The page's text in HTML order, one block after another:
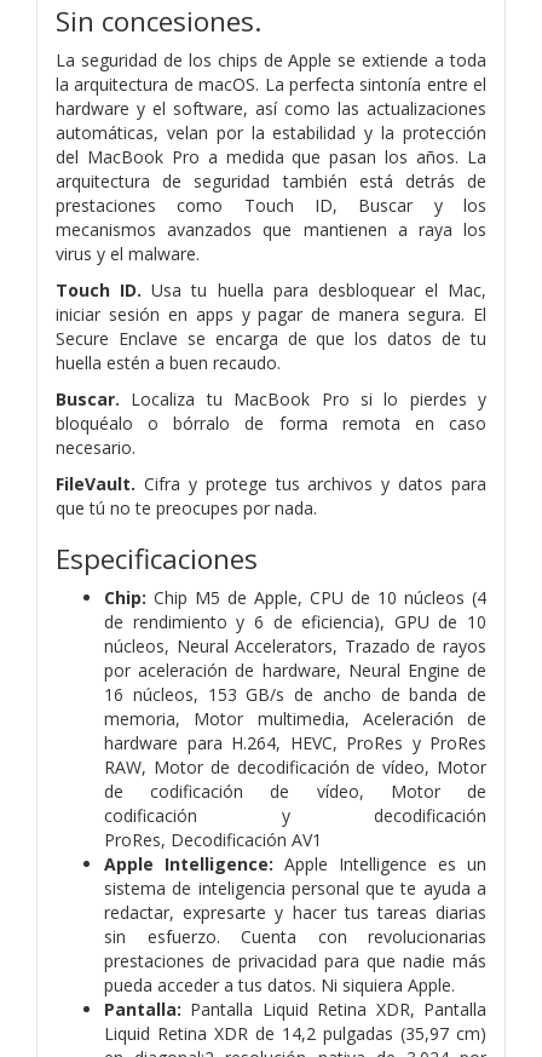
Sin concesiones.
La seguridad de los chips de Apple se extiende a toda
la arquitectura de macOS. La perfecta sintonía entre el
hardware y el software, así como las actualizaciones
automáticas, velan por la estabilidad y la protección
del MacBook Pro a medida que pasan los años. La
arquitectura de seguridad también está detrás de
prestaciones como Touch ID, Buscar y los
mecanismos avanzados que mantienen a raya los
virus y el malware.
Touch ID. Usa tu huella para desbloquear el Mac,
iniciar sesión en apps y pagar de manera segura. El
Secure Enclave se encarga de que los datos de tu
huella estén a buen recaudo.
Buscar. Localiza tu MacBook Pro si lo pierdes y
bloquéalo o bórralo de forma remota en caso
necesario.
FileVault. Cifra y protege tus archivos y datos para
que tú no te preocupes por nada.
Especificaciones
Chip: Chip M5 de Apple, CPU de 10 núcleos (4
de rendimiento y 6 de eficiencia), GPU de 10
núcleos, Neural Accelerators, Trazado de rayos
por aceleración de hardware, Neural Engine de
16 núcleos, 153 GB/s de ancho de banda de
memoria, Motor multimedia, Aceleración de
hardware para H.264, HEVC, ProRes y ProRes
RAW, Motor de decodificación de vídeo, Motor
de codificaciónde vídeo, Motor de
codificación y decodificación
ProRes, Decodificación AV1
Apple Intelligence: Apple Intelligence es un
sistema de inteligencia personal que te ayuda a
redactar, expresarte y hacer tus tareas diarias
sin esfuerzo. Cuenta con revolucionarias
prestaciones de privacidad para que nadie más
pueda acceder a tus datos. Ni siquiera Apple.
Pantalla: Pantalla Liquid Retina XDR, Pantalla
Liquid Retina XDR de 14,2 pulgadas (35,97 cm)